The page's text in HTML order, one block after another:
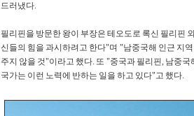
드러냈다.
필리핀을 방문한 왕이 부장은 테오도로 록신 필리핀
신들의 힘을 과시하려고 한다"며 "남중국해 인근 지
주지 않을 것"이라고 했다. 또 "중국과 필리핀, 남중
국가는 이런 노력에 반하는 일을 하고 있다"고 했다.